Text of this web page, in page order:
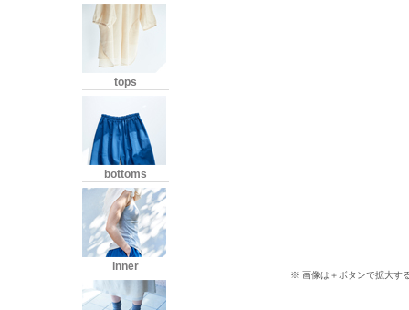
※ 画像は＋ボタンで拡大す
tops
bottoms
inner